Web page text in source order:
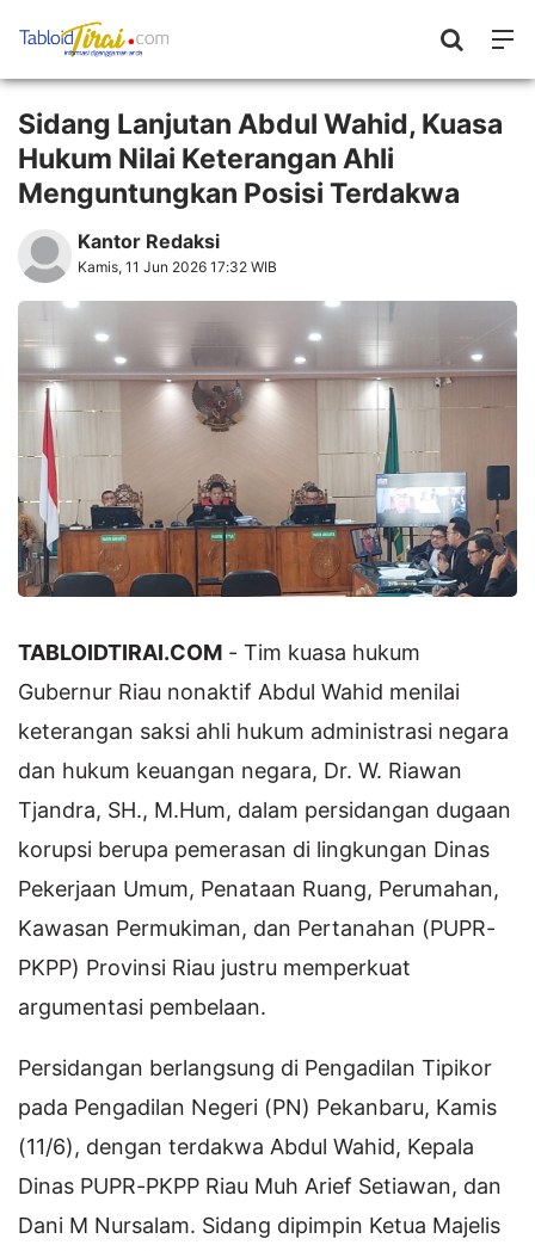
Sidang Lanjutan Abdul Wahid, Kuasa
Hukum Nilai Keterangan Ahli
Menguntungkan Posisi Terdakwa
Kantor Redaksi
Kamis, 11 Jun 2026 17:32 WIB
TABLOIDTIRAI.COM - Tim kuasa hukum
Gubernur Riau nonaktif Abdul Wahid menilai
keterangan saksi ahli hukum administrasi negara
dan hukum keuangan negara, Dr. W. Riawan
Tjandra, SH., M.Hum, dalam persidangan dugaan
korupsi berupa pemerasan di lingkungan Dinas
Pekerjaan Umum, Penataan Ruang, Perumahan,
Kawasan Permukiman, dan Pertanahan (PUPR-
PKPP) Provinsi Riau justru memperkuat
argumentasi pembelaan.
Persidangan berlangsung di Pengadilan Tipikor
pada Pengadilan Negeri (PN) Pekanbaru, Kamis
(11/6), dengan terdakwa Abdul Wahid, Kepala
Dinas PUPR-PKPP Riau Muh Arief Setiawan, dan
Dani M Nursalam. Sidang dipimpin Ketua Majelis